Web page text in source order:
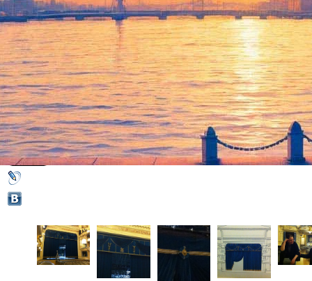
На сцене БДТ началась
монтировка занавеса
31 августа 2014,23:53 Версия для печати